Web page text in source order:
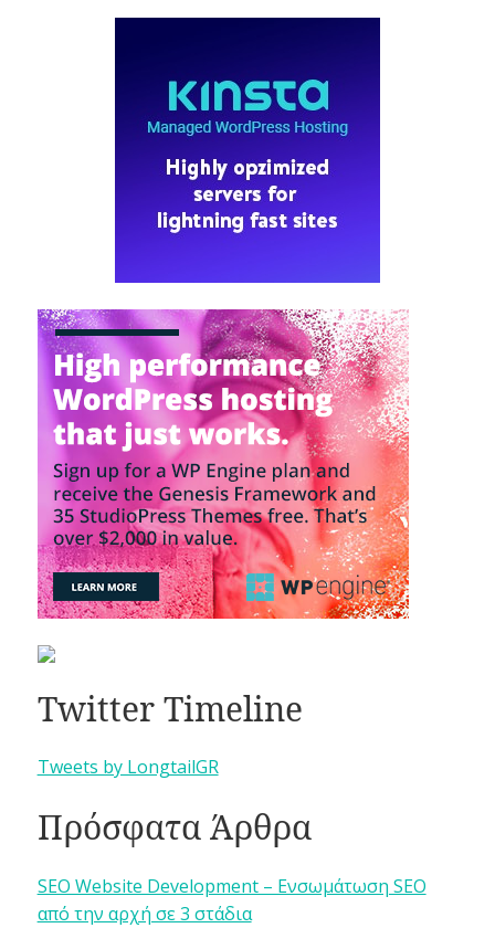
Twitter Timeline
Tweets by LongtailGR
Πρόσφατα Άρθρα
SEO Website Development – Ενσωμάτωση SEO
από την αρχή σε 3 στάδια